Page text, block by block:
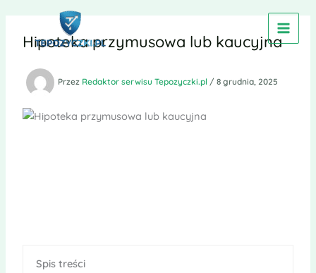
treściHipoteka przymusowa lub kaucyjna
Przez Redaktor serwisu Tepozyczki.pl / 8 grudnia, 2025
Spis treści